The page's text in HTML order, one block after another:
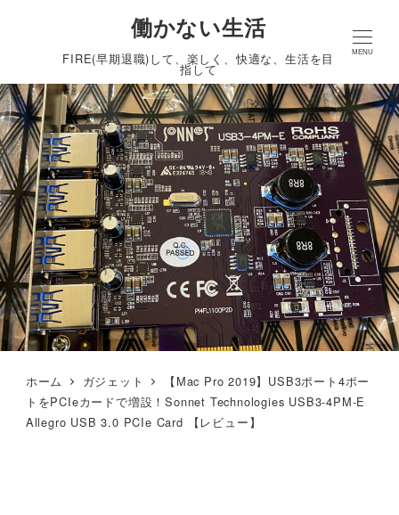
働かない生活
FIRE(早期退職)して、楽しく、快適な、生活を目
指して
MENU
ホーム ガジェット
【Mac Pro 2019】USB3ポート4ポー
トをPCIeカードで増設！Sonnet Technologies USB3-4PM-E
Allegro USB 3.0 PCIe Card 【レビュー】